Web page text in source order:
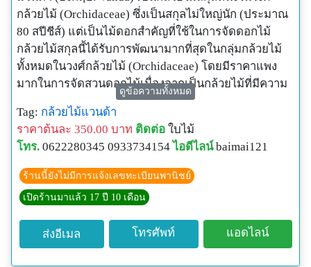
กล้วยไม้ (Orchidaceae) ซึ่งเป็นสกุลไม่ใหญ่นัก (ประมาณ
80 สปีชีส์) แต่เป็นไม้ดอกสำคัญที่ใช้ในการจัดดอกไม้
กล้วยไม้สกุลนี้ได้รับการพัฒนามากที่สุดในกลุ่มกล้วยไม้
ทั้งหมดในวงศ์กล้วยไม้ (Orchidaceae) โดยมีราคาแพง
มากในการจัดสวนดอกไม้เนื่องจากเป็นกล้วยไม้ที่มีความ
สวยงาม มีกลิ่นหอม ทนทาน และสีสันที่จัดจ้าน
ดูข้อความทั้งหมด
Tag: กล้วยไม้แวนด้า
ราคาต้นละ 350.00 บาท ติดต่อ ใบไม้
โทร. 0622280345 0933734154 ไอดีไลน์ baimai121
ร้านนี้ยังไม่มีการแจ้งเลขทะเบียนพานิชย์
เปิดร้านมาแล้ว 17 ปี 10 เดือน
ส่งอีเมล โทรศัพท์ แอดไลน์